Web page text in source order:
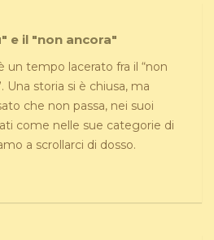
e il "non ancora"
un tempo lacerato fra il “non
Una storia si è chiusa, ma
che non passa, nei suoi
come nelle sue categorie di
a scrollarci di dosso.